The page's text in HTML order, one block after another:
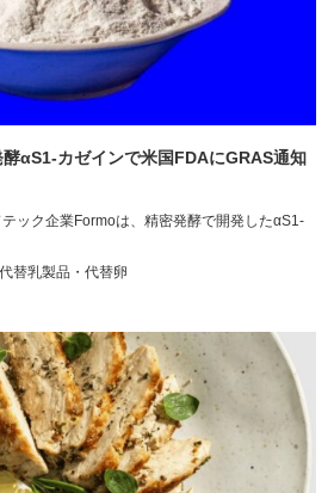
αS1-カゼインで米国FDAにGRAS通知
ック企業Formoは、精密発酵で開発したαS1-
代替乳製品・代替卵